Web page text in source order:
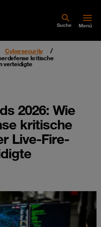
Suche Menü
Cybersecurity
kritische
verteidigte
2026: Wie
kritische
Live-Fire-